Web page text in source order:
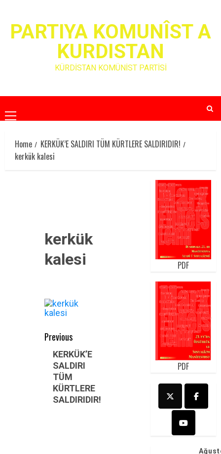
contentPARTIYA KOMUNÎST A
KURDISTAN
KÜRDİSTAN KOMÜNİST PARTİSİ
Primary
Menu
Home
KERKÜK’E SALDIRI TÜM KÜRTLERE SALDIRIDIR!
kerkük kalesi
kerkük
kalesi
Post
navigation
Previous
Previous
post:
KERKÜK’E
SALDIRI
TÜM
KÜRTLERE
SALDIRIDIR!
PDF
PDF